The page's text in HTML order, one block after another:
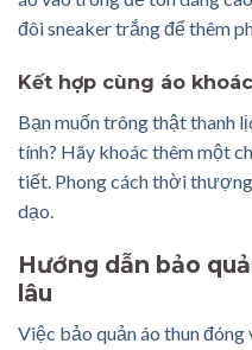
đôi sneaker trắng để thêm
Kết hợp cùng áo
Bạn muốn trông thật thanh
tính? Hãy khoác thêm một
tiết. Phong cách thời
dạo.
Hướng dẫn bảo
lâu
Việc bảo quản áo thun